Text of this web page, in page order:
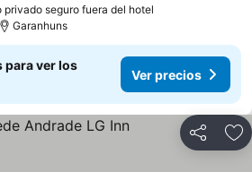
privado seguro fuera del hotel
Garanhuns
para ver los
Ver precios
Compartir